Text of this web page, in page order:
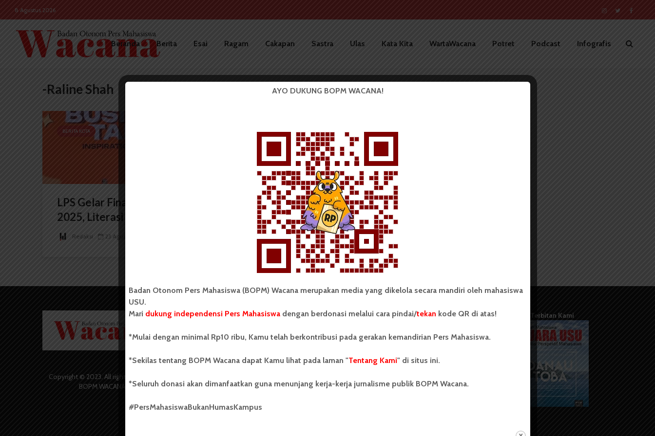
8 Agustus 2026
Beranda Berita Esai Ragam Cakapan Sastra Ulas Kata Kita WartaWacana Potret Podcast Infografis
-Raline Shah
BERITA KOTA
LPS Gelar Financial Festival
2025, Literasi Keuangan bagi...
Redaksi 23 Agustus 2025
Copyright © 2023. All rights reserved
BOPM WACANA.
Badan Otonom Pers Mahasiswa (BOPM)
yang berdiri di luar kampus dan dikelola
secara mandiri oleh mahasiswa
Sebelumnya BOPM Wacana merupakan
(UKM) di Universitas Sumatera Utara
USU yang berdiri pada 1 Juli 1995.
Tentang Kami
Kontribusi
Terbitan Kami
AYO DUKUNG BOPM WACANA!
Badan Otonom Pers Mahasiswa (BOPM) Wacana merupakan media yang dikelola secara mandiri oleh mahasiswa
USU.
Mari dukung independensi Pers Mahasiswadengan berdonasi melalui cara pindai/tekan kode QR di atas!
*Mulai dengan minimal Rp10 ribu, Kamu telah berkontribusi pada gerakan kemandirian Pers Mahasiswa.
*Sekilas tentang BOPM Wacana dapat Kamu lihat pada laman "Tentang Kami" di situs ini.
*Seluruh donasi akan dimanfaatkan guna menunjang kerja-kerja jurnalisme publik BOPM Wacana.
#PersMahasiswaBukanHumasKampus